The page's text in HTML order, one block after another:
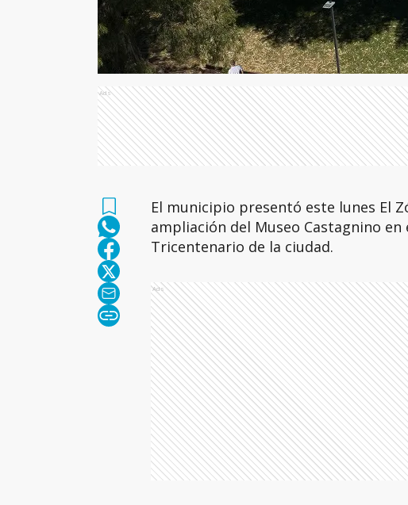
Ads
El municipio presentó este lunes El
ampliación del Museo Castagnino
Tricentenario de la ciudad.
Ads